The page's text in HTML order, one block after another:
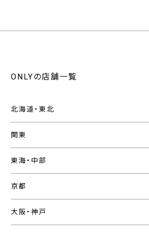
ONLYの店舗一覧
北海道・東北
関東
東海・中部
京都
大阪・神戸